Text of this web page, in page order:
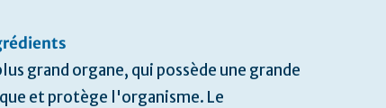
grand organe, qui possède une grande
et protège l'organisme. Le